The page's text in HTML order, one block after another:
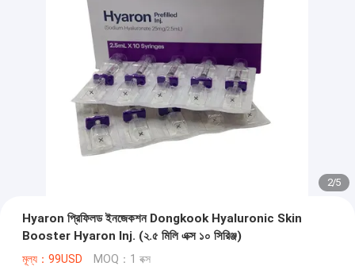
2/5
Hyaron প্রিফিলড ইনজেকশন Dongkook Hyaluronic Skin
Booster Hyaron Inj. (২.৫ মিলি এক্স ১০ সিরিঞ্জ)
মূল্য：99USD MOQ：1 বক্স